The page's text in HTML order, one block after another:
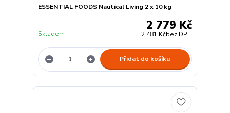
ESSENTIAL FOODS Nautical Living 2 x 10 kg
2 779 Kč
2 481 Kčbez DPH
Skladem
Přidat do košíku